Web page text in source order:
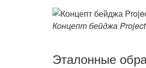
Концепт бейджа
Эталонные